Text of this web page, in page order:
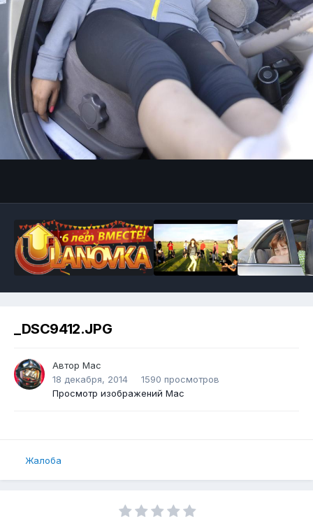
_DSC9412.JPG
Автор Mac
18 декабря, 2014
1590 просмотров
Просмотр изображений Mac
Жалоба